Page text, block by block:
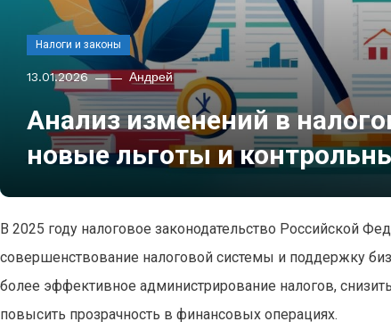
Налоги и законы
13.01.2026 Андрей
Анализ изменений в
новые льготы и
В 2025 году налоговое законодательство Российской
совершенствование налоговой системы и поддержку
более эффективное администрирование налогов,
повысить прозрачность в финансовых операциях.